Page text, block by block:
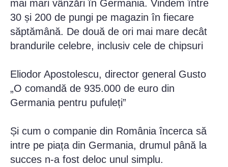
mai mari vânzări în Germania. Vindem între
30 și 200 de pungi pe magazin în fiecare
săptămână. De două de ori mai mare decât
brandurile celebre, inclusiv cele de chipsuri
Eliodor Apostolescu, director general Gusto
„O comandă de 935.000 de euro din
Germania pentru pufuleți”
Și cum o companie din România încerca să
intre pe piața din Germania, drumul până la
succes n-a fost deloc unul simplu.